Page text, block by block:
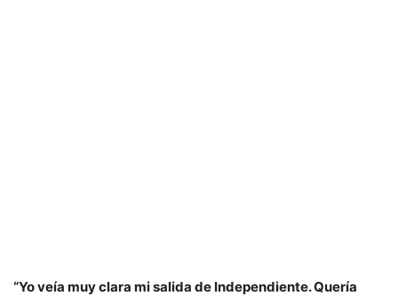
“Yo veía muy clara mi salida de Independiente. Quería